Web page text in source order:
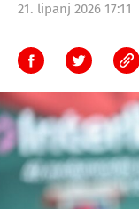
21. lipanj 2026 17:11